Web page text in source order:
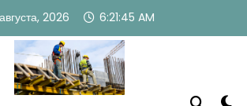
2026 6:21:46 AM